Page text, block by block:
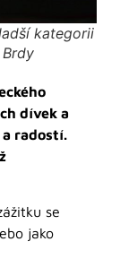
kategorii
dívek a
radostí.
se
jako